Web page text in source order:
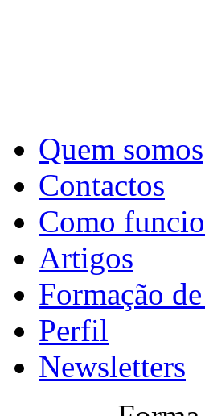
Quem somos
Contactos
Como
Artigos
Formação
Perfil
Newsletters